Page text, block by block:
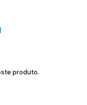
produto.